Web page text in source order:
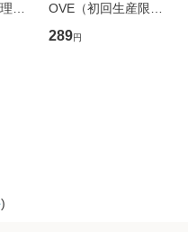
小
田
]
OVE（初回生産限定
盤） / 清水翔太×加藤
ミリヤ / [CD]【メール
289円
)